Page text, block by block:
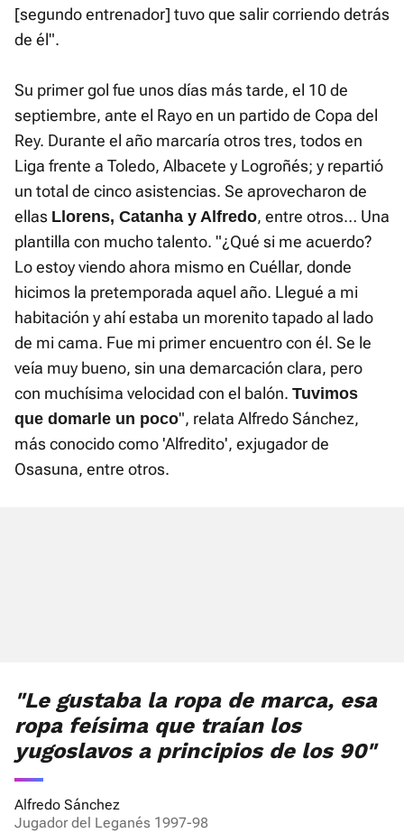
[segundo entrenador] tuvo que salir corriendo detrás
de él".
Su primer gol fue unos días más tarde, el 10 de
septiembre, ante el Rayo en un partido de Copa del
Rey. Durante el año marcaría otros tres, todos en
Liga frente a Toledo, Albacete y Logroñés; y repartió
un total de cinco asistencias. Se aprovecharon de
ellas Llorens, Catanha y Alfredo, entre otros… Una
plantilla con mucho talento. "¿Qué si me acuerdo?
Lo estoy viendo ahora mismo en Cuéllar, donde
hicimos la pretemporada aquel año. Llegué a mi
habitación y ahí estaba un morenito tapado al lado
de mi cama. Fue mi primer encuentro con él. Se le
veía muy bueno, sin una demarcación clara, pero
con muchísima velocidad con el balón. Tuvimos
que domarle un poco", relata Alfredo Sánchez,
más conocido como 'Alfredito', exjugador de
Osasuna, entre otros.
"Le gustaba la ropa de marca, esa
ropa feísima que traían los
yugoslavos a principios de los 90"
Alfredo Sánchez
Jugador del Leganés 1997-98